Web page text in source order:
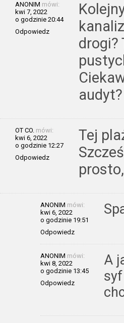
ANONIM mówi:
kwi 7, 2022
o godzinie 20:44
Odpowiedz
drogi?
audyt?
OT CO. mówi:
kwi 6, 2022
o godzinie 12:27
Odpowiedz
Tej
ANONIM mówi:
kwi 6, 2022
o godzinie 19:51
Odpowiedz
ANONIM mówi:
kwi 8, 2022
o godzinie 13:45
Odpowiedz
A